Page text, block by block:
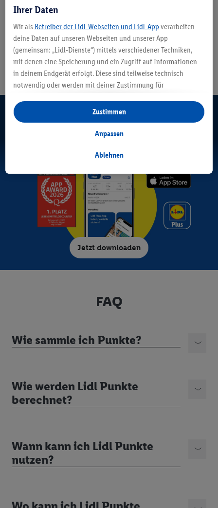
Alle Angebote immer zur Hand.
Jetzt downloaden
Die Lidl Plus App.
FAQ
Wie sammle ich Punkte?
Wie werden Lidl Punkte
berechnet?
Wann kann ich Lidl Punkte
nutzen?
Ihrer Daten
Wir als Betreiber der Lidl-Webseiten und Lidl-App verarbeiten
deine Daten auf unseren Webseiten und unserer App
(gemeinsam: „Lidl-Dienste“) mittels verschiedener Techniken,
mit denen eine Speicherung und ein Zugriff auf Informationen
in deinem Endgerät erfolgt. Diese sind teilweise technisch
notwendig oder werden mit deiner Zustimmung für
personalisierte Werbung innerhalb und außerhalb der Lidl-
Dienste verwendet. Sofern du Teilnehmer des Lidl Plus-
Programms bist, werden für diese Zwecke auch Daten aus
Unter „Anpassen“ kannst du einzelne Verwendungszwecke
Durch einen Klick auf „Ablehnen“ kannst du nur den Einsatz
notwendiger Techniken zulassen. Durch einen Klick auf
„Zustimmen“ stimmst du allen Verarbeitungen zu sämtlichen
vorgenannten Zwecken zu. Weitere Informationen, auch zur
Speicherdauer der Daten und zu deinem Recht, deine
Einwilligung jederzeit mit Wirkung für die Zukunft zu
widerrufen, findest du in unserenDatenschutzbestimmungen
Die Impressen findest du hier.
Ablehnen
Anpassen
Zustimmen